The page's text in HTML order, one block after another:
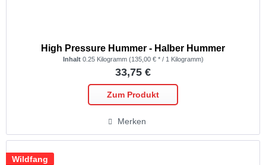
High Pressure Hummer - Halber Hummer
Inhalt 0.25 Kilogramm (135,00 € * / 1 Kilogramm)
33,75 €
Zum Produkt
Merken
Wildfang